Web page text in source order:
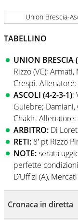
Union Brescia-
TABELLINO
UNION BRESCIA
Rizzo (VC);
Crespi.
ASCOLI (4-2-3-1):
Guiebre; Damiani,
Chakir. Allenatore:
ARBITRO: Di
RETI: 8′ pt Rizzo
NOTE:serata
perfette
D’Uffizi (A),
Cronaca in diretta